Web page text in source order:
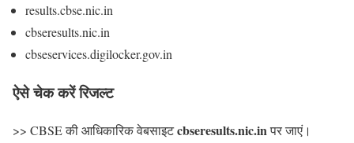
results.cbse.nic.in
cbseresults.nic.in
cbseservices.digilocker.gov.in
ऐसे चेक करें रिजल्ट
>> CBSE की आधिकारिक वेबसाइटcbseresults.nic.inपर जाएं।